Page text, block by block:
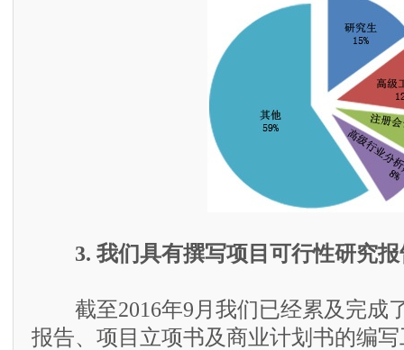
3. 我们具有撰写项目可行性研究
截至2016年9月我们已经累及完成
报告、项目立项书及商业计划书的编